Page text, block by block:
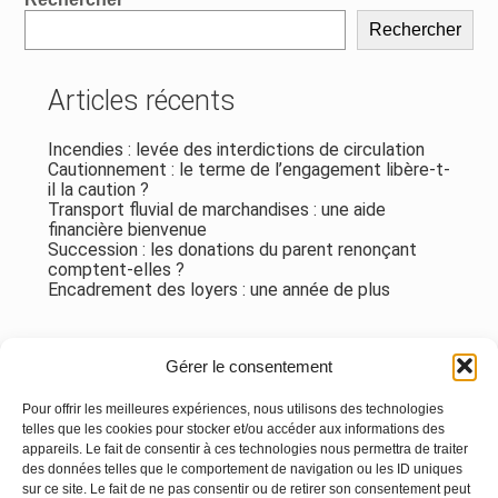
Gérer le consentement
Pour offrir les meilleures expériences, nous utilisons des technologies
telles que les cookies pour stocker et/ou accéder aux informations des
appareils. Le fait de consentir à ces technologies nous permettra de traiter
des données telles que le comportement de navigation ou les ID uniques
sur ce site. Le fait de ne pas consentir ou de retirer son consentement peut
Rechercher
Articles récents
Incendies : levée des interdictions de circulation
Cautionnement : le terme de l’engagement libère-t-
il la caution ?
Transport fluvial de marchandises : une aide
financière bienvenue
Succession : les donations du parent renonçant
comptent-elles ?
Encadrement des loyers : une année de plus
Aucun commentaire à afficher.